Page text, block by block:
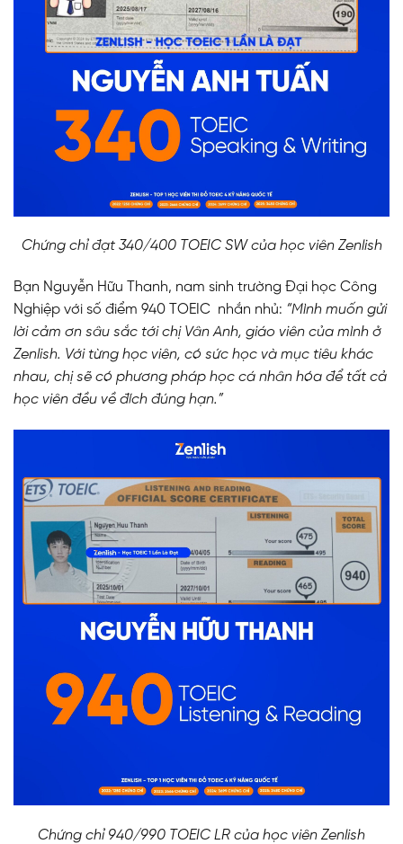
Chứng chỉ đạt 340/400 TOEIC SW của học viên Zenlish
Bạn Nguyễn Hữu Thanh, nam sinh trường Đại học Công
Nghiệp với số điểm 940 TOEIC nhắn nhủ: “Mình muốn gửi
lời cảm ơn sâu sắc tới chị Vân Anh, giáo viên của mình ở
Zenlish. Với từng học viên, có sức học và mục tiêu khác
nhau, chị sẽ có phương pháp học cá nhân hóa để tất cả
học viên đều về đích đúng hạn.”
Chứng chỉ 940/990 TOEIC LR của học viên Zenlish